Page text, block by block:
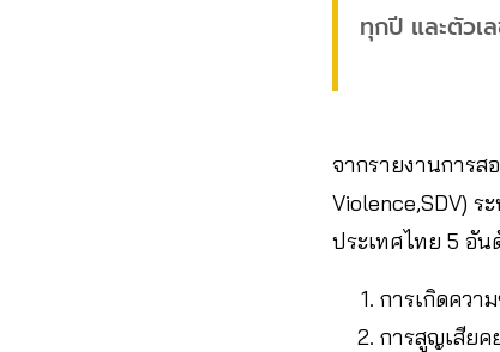
ทุกปี และตัวเ
จากรายงานการส
Violence,SDV)
ประเทศไทย 5 อัน
การเกิดควา
การสูญเสียค